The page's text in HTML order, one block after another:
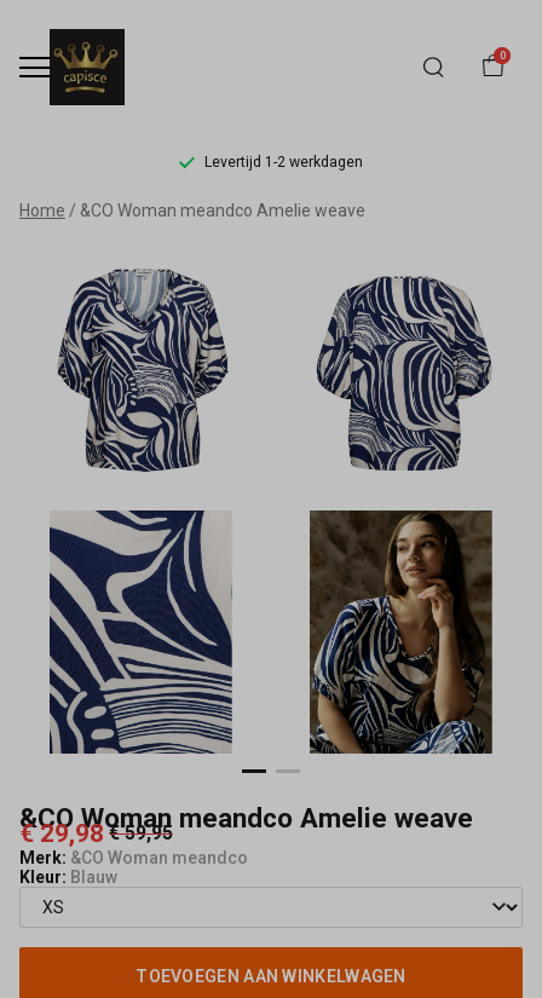
0
Levertijd 1-2 werkdagen
&CO
Woman
meandco
Amelie
weave
Capisce
Mode
Home &CO Woman meandco Amelie weave
&CO Woman meandco Amelie weave
€ 29,98 € 59,95
Merk: &CO Woman meandco
Kleur: Blauw
TOEVOEGEN AAN WINKELWAGEN